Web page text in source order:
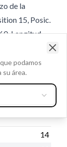
de la
15, Posic.
Longitud
15,
14
podamos
área.